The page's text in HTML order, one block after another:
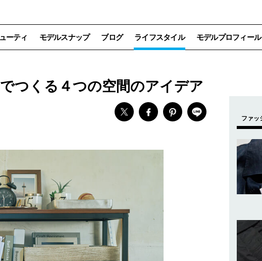
ーティ モデルスナップ ブログ ライフスタイル モデルプロフィール
つくる４つの空間のアイデア